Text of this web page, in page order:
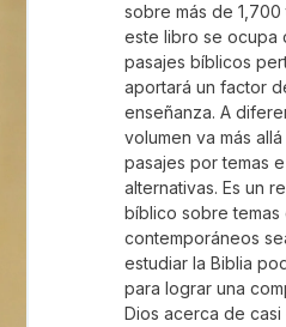
sobre más de
este libro se ocupa
pasajes bíblicos
aportará un factor
enseñanza. A
volumen va más
pasajes por temas
alternativas. Es un
bíblico sobre temas
contemporáneos
estudiar la Biblia
para lograr una
Dios acerca de